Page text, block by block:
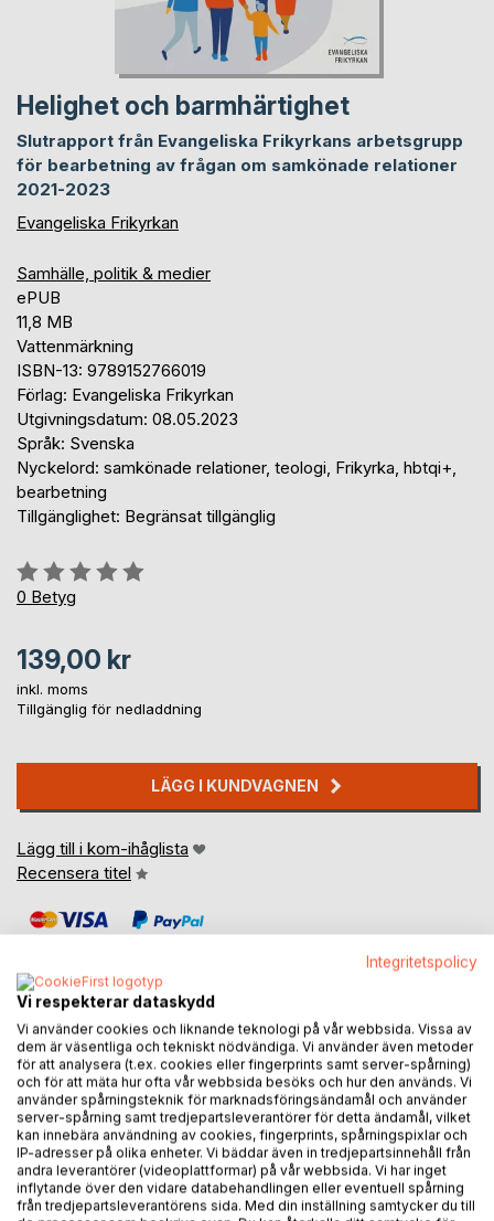
Helighet och barmhärtighet
Slutrapport från Evangeliska Frikyrkans arbetsgrupp
för bearbetning av frågan om samkönade relationer
2021-2023
Evangeliska Frikyrkan
Samhälle, politik & medier
ePUB
11,8 MB
Vattenmärkning
ISBN-13: 9789152766019
Förlag: Evangeliska Frikyrkan
Utgivningsdatum: 08.05.2023
Språk: Svenska
Nyckelord: samkönade relationer, teologi, Frikyrka, hbtqi+,
bearbetning
Tillgänglighet: Begränsat tillgänglig
Betyg::
0%
0 Betyg
139,00 kr
inkl. moms
Tillgänglig för nedladdning
LÄGG I KUNDVAGNEN
Lägg till i kom-ihåglista
Recensera titel
BESKRIVNING
Detta är slutrapporten från Evangeliska Frikyrkans
arbetsgrupp för bearbetning av frågan om samkönade
relationer. Arbetsgruppen inledde sitt arbete i mars 2021
och rapporten presenterades vid EFKs
representantskapsmöte i maj 2023.
Integritetspolicy
Vi respekterar dataskydd
Vi använder cookies och liknande teknologi på vår webbsida. Vissa av
dem är väsentliga och tekniskt nödvändiga. Vi använder även metoder
för att analysera (t.ex. cookies eller fingerprints samt server-spårning)
och för att mäta hur ofta vår webbsida besöks och hur den används. Vi
använder spårningsteknik för marknadsföringsändamål och använder
server-spårning samt tredjepartsleverantörer för detta ändamål, vilket
kan innebära användning av cookies, fingerprints, spårningspixlar och
IP-adresser på olika enheter. Vi bäddar även in tredjepartsinnehåll från
andra leverantörer (videoplattformar) på vår webbsida. Vi har inget
inflytande över den vidare databehandlingen eller eventuell spårning
från tredjepartsleverantörens sida. Med din inställning samtycker du till